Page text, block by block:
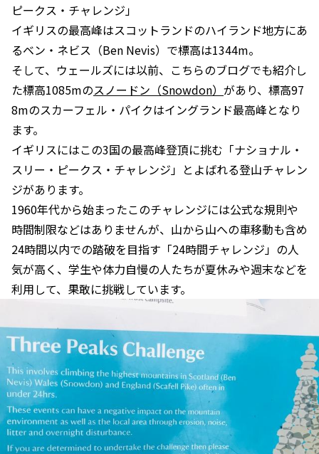
ピークス・チャレンジ」
イギリスの最高峰はスコットランドのハイランド地方にあ
るベン・ネビス（Ben Nevis）で標高は1344m。
そして、ウェールズには以前、こちらのブログでも紹介し
た標高1085mのスノードン（Snowdon） があり、標高97
8mのスカーフェル・パイクはイングランド最高峰となり
ます。
イギリスにはこの3国の最高峰登頂に挑む「ナショナル・
スリー・ピークス・チャレンジ」とよばれる登山チャレン
ジがあります。
1960年代から始まったこのチャレンジには公式な規則や
時間制限などはありませんが、山から山への車移動も含め
24時間以内での踏破を目指す「24時間チャレンジ」の人
気が高く、学生や体力自慢の人たちが夏休みや週末などを
利用して、果敢に挑戦しています。